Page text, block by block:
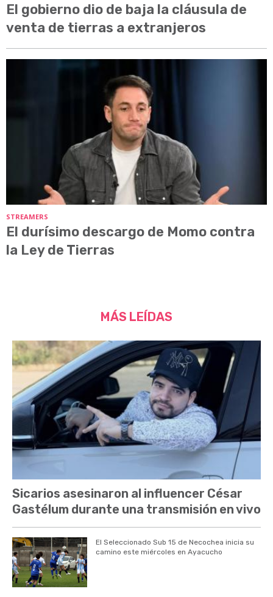
El gobierno dio de baja la cláusula de
venta de tierras a extranjeros
STREAMERS
El durísimo descargo de Momo contra
la Ley de Tierras
MÁS LEÍDAS
Sicarios asesinaron al influencer César
Gastélum durante una transmisión en vivo
El Seleccionado Sub 15 de Necochea inicia su
camino este miércoles en Ayacucho